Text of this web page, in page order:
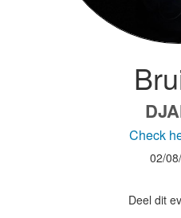
Check
02/
Deel dit